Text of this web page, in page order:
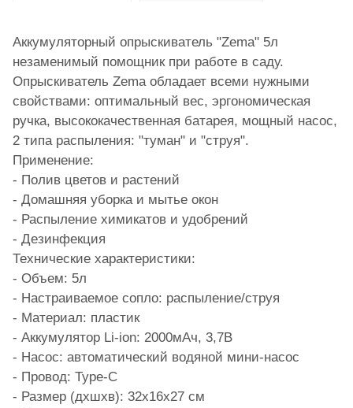
Аккумуляторный опрыскиватель "Zema" 5л
незаменимый помощник при работе в саду.
Опрыскиватель Zema обладает всеми нужными
свойствами: оптимальный вес, эргономическая
ручка, высококачественная батарея, мощный насос,
2 типа распыления: "туман" и "струя".
Применение:
- Полив цветов и растений
- Домашняя уборка и мытье окон
- Распыление химикатов и удобрений
- Дезинфекция
Технические характеристики:
- Объем: 5л
- Настраиваемое сопло: распыление/струя
- Материал: пластик
- Аккумулятор Li-ion: 2000мАч, 3,7В
- Насос: автоматический водяной мини-насос
- Провод: Type-C
- Размер (дхшхв): 32х16х27 см